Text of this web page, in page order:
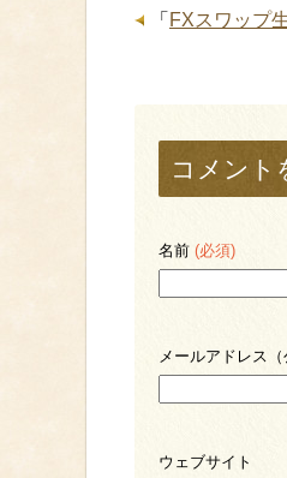
「 FXスワップ
コメント
名前 (必須)
メールアドレス
ウェブサイト